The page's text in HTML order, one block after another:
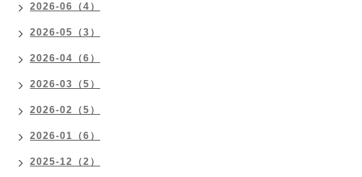
2026-06（4）
2026-05（3）
2026-04（6）
2026-03（5）
2026-02（5）
2026-01（6）
2025-12（2）